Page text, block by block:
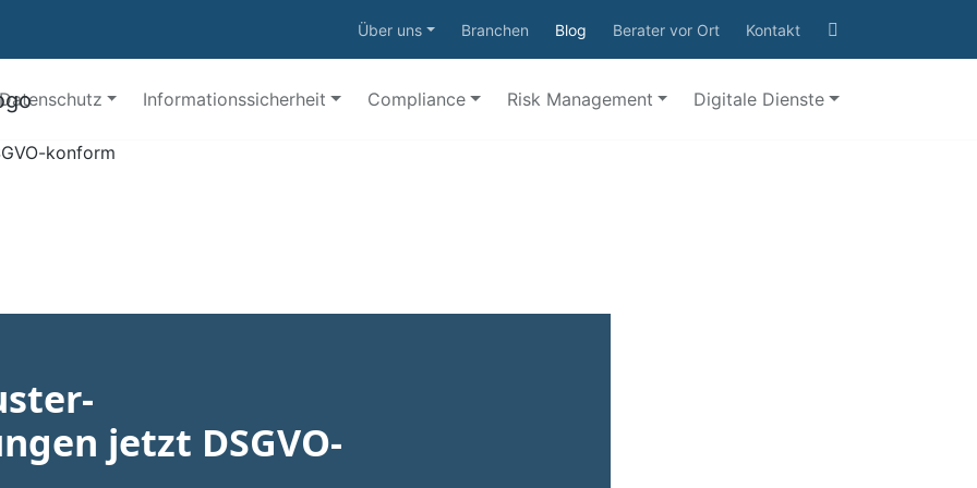
Über uns Branchen Blog Berater vor Ort Kontakt
öffnen
Informationssicherheit Compliance Risk Management Digitale Dienste
jetzt DSGVO-